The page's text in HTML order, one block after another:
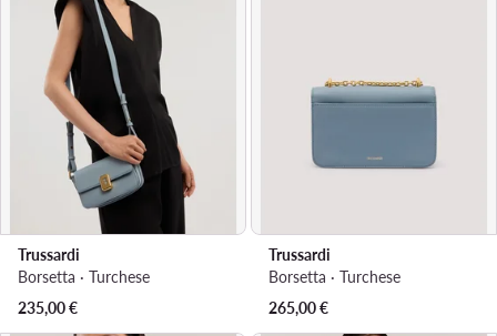
Trussardi
Borsetta · Turchese
235,00€
Trussardi
Borsetta · Turchese
265,00€